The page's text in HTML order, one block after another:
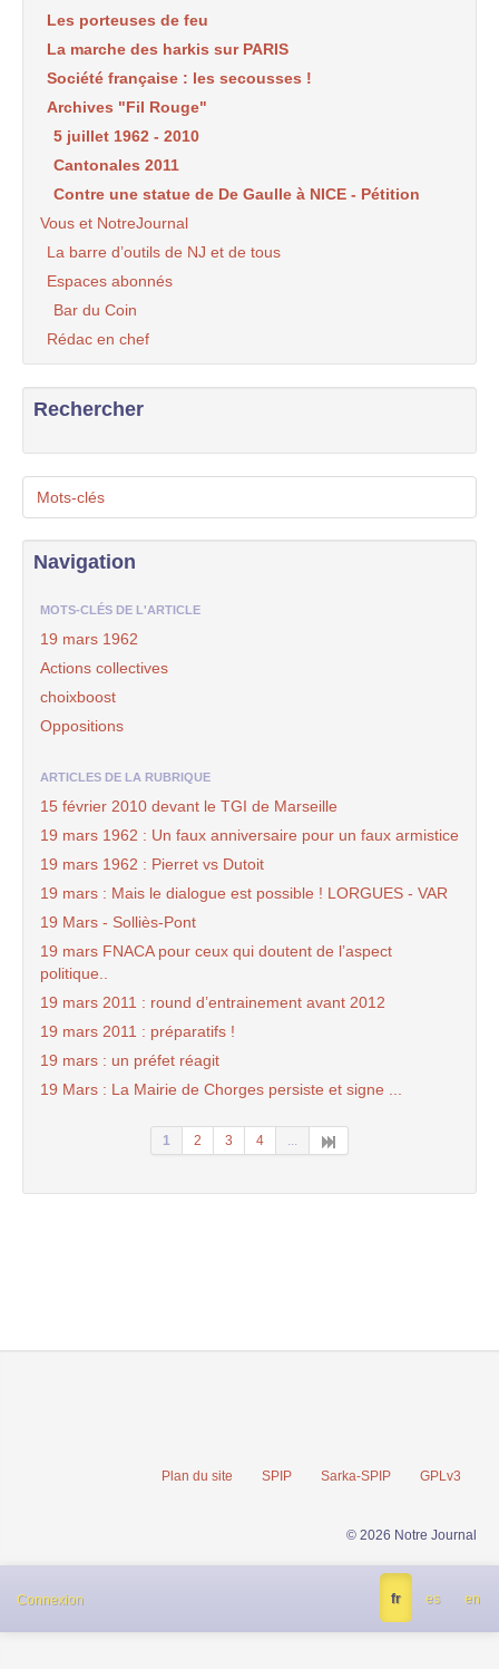
Les porteuses de feu
La marche des harkis sur PARIS
Société française : les secousses !
Archives "Fil Rouge"
5 juillet 1962 - 2010
Cantonales 2011
Contre une statue de De Gaulle à NICE - Pétition
Vous et NotreJournal
La barre d’outils de NJ et de tous
Espaces abonnés
Bar du Coin
Rédac en chef
Rechercher
Mots-clés
Navigation
MOTS-CLÉS DE L'ARTICLE
19 mars 1962
Actions collectives
choixboost
Oppositions
ARTICLES DE LA RUBRIQUE
15 février 2010 devant le TGI de Marseille
19 mars 1962 : Un faux anniversaire pour un faux armistice
19 mars 1962 : Pierret vs Dutoit
19 mars : Mais le dialogue est possible ! LORGUES - VAR
19 Mars - Solliès-Pont
19 mars FNACA pour ceux qui doutent de l’aspect
politique..
19 mars 2011 : round d’entrainement avant 2012
19 mars 2011 : préparatifs !
19 mars : un préfet réagit
19 Mars : La Mairie de Chorges persiste et signe ...
1 2 3 4 ...
Plan du site SPIP Sarka-SPIP GPLv3
© 2026 Notre Journal
Connexion fr es en